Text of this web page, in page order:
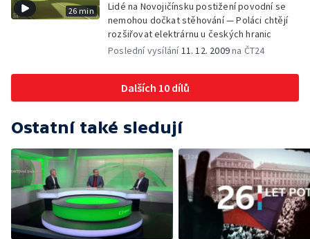
26 min
Lidé na Novojičínsku postižení povodní se
nemohou dočkat stěhování — Poláci chtějí
rozšiřovat elektrárnu u českých hranic
Poslední vysílání11. 12. 2009na ČT24
Dalších 10 dílů
Ostatní také sledují